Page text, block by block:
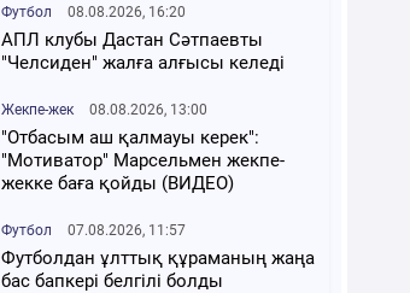
Футбол 08.08.2026, 16:20
АПЛ клубы Дастан Сәтпаевты
"Челсиден" жалға алғысы келеді
Жекпе-жек 08.08.2026, 13:00
"Отбасым аш қалмауы керек":
"Мотиватор" Марсельмен жекпе-
жекке баға қойды (ВИДЕО)
Футбол 07.08.2026, 11:57
Футболдан ұлттық құраманың жаңа
бас бапкері белгілі болды